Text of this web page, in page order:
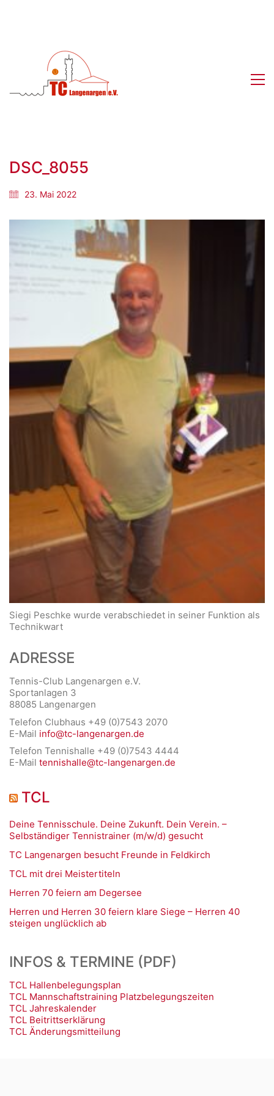
DSC_8055
23. Mai 2022
Siegi Peschke wurde verabschiedet in seiner Funktion als
Technikwart
ADRESSE
Tennis-Club Langenargen e.V.
Sportanlagen 3
88085 Langenargen
Telefon Clubhaus +49 (0)7543 2070
E-Mail info@tc-langenargen.de
Telefon Tennishalle +49 (0)7543 4444
E-Mail tennishalle@tc-langenargen.de
TCL
Deine Tennisschule. Deine Zukunft. Dein Verein. –
Selbständiger Tennistrainer (m/w/d) gesucht
TC Langenargen besucht Freunde in Feldkirch
TCL mit drei Meistertiteln
Herren 70 feiern am Degersee
Herren und Herren 30 feiern klare Siege – Herren 40
steigen unglücklich ab
INFOS & TERMINE (PDF)
TCL Hallenbelegungsplan
TCL Mannschaftstraining Platzbelegungszeiten
TCL Jahreskalender
TCL Beitrittserklärung
TCL Änderungsmitteilung